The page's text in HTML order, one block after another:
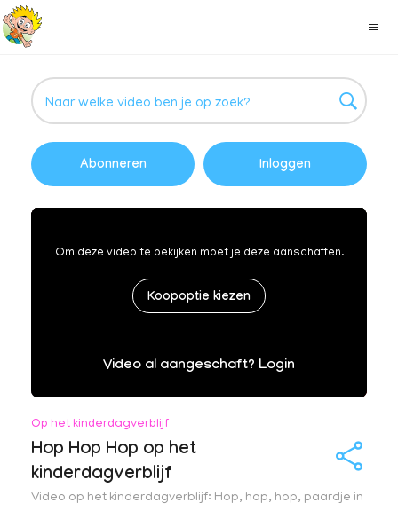
Om deze video te bekijken moet je deze aanschaffen.
Koopoptie kiezen
Video al aangeschaft? Login
Abonneren Inloggen
Op het kinderdagverblijf
Hop Hop Hop op het
kinderdagverblijf
Video op het kinderdagverblijf: Hop, hop, hop, paardje in